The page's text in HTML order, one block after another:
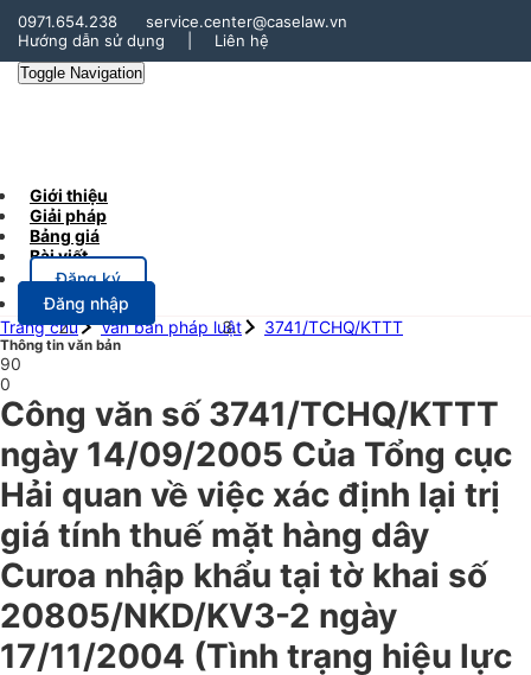
0971.654.238
service.center@caselaw.vn
Hướng dẫn sử dụng
Liên hệ
Toggle Navigation
Giới thiệu
Giải pháp
Bảng giá
Bài viết
Đăng ký
Đăng nhập
Trang chủ
Văn bản pháp luật 3741/TCHQ/KTTT
Thông tin văn bản
90
0
Công văn số 3741/TCHQ/KTTT
ngày 14/09/2005 Của Tổng cục
Hải quan về việc xác định lại trị
giá tính thuế mặt hàng dây
Curoa nhập khẩu tại tờ khai số
20805/NKD/KV3-2 ngày
17/11/2004 (Tình trạng hiệu lực